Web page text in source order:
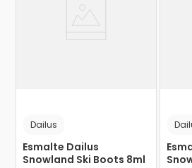
Dailus
Esmalte Dailus
Snowland Ski Boots 8ml